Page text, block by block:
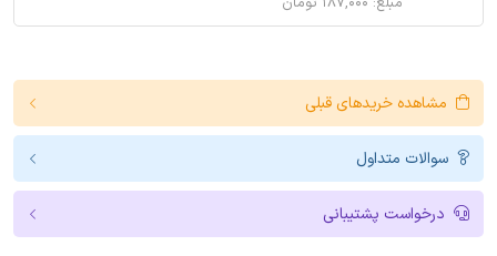
مشاهده خریدهای قبلی
سوالات متداول
درخواست پشتیبانی